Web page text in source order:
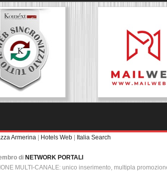
Armerina | Hotels Web | Italia Search
di NETWORK PORTALI
MULTI-CANALE: unico inserimento, multipla